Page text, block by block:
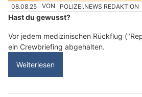
08.08.25 VON POLIZEI.NEWS REDAKTION
Hast du gewusst?
Vor jedem medizinischen Rückflug
ein Crewbriefing abgehalten.
Weiterlesen